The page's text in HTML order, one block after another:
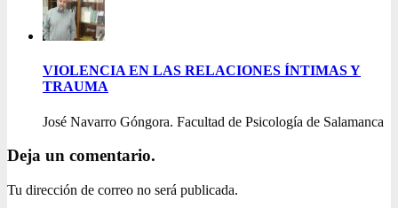
VIOLENCIA EN LAS RELACIONES ÍNTIMAS Y
TRAUMA
José Navarro Góngora. Facultad de Psicología de Salamanca
Deja un comentario.
Tu dirección de correo no será publicada.